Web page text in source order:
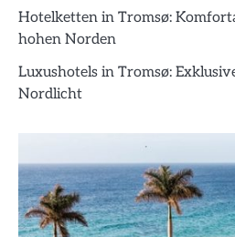
Hotelketten in Tromsø:
hohen Norden
Luxushotels in Tromsø:
Nordlicht